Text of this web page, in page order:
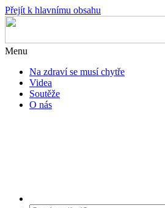
Přejít k hlavnímu obsahu
Menu
Na zdraví se musí chytře
Videa
Soutěže
O nás